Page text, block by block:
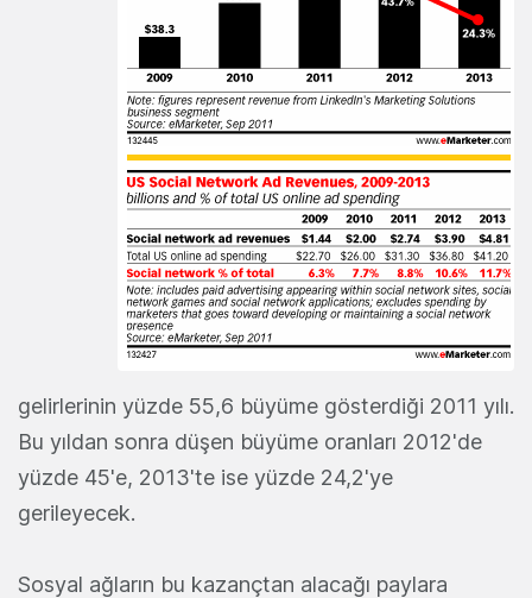
gelirlerinin yüzde 55,6 büyüme gösterdiği 2011 yılı.
Bu yıldan sonra düşen büyüme oranları 2012'de
yüzde 45'e, 2013'te ise yüzde 24,2'ye
gerileyecek.
Sosyal ağların bu kazançtan alacağı paylara